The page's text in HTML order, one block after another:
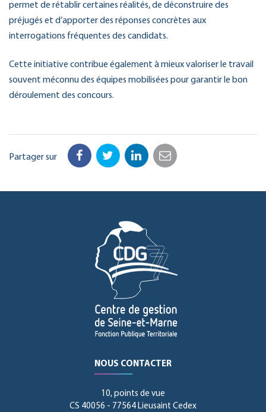
permet de rétablir certaines réalités, de déconstruire des
préjugés et d’apporter des réponses concrètes aux
interrogations fréquentes des candidats.
Cette initiative contribue également à mieux valoriser le travail
souvent méconnu des équipes mobilisées pour garantir le bon
déroulement des concours.
Partager sur Facebook
TwitterLinkedIn
Email
NOUS CONTACTER
10, points de vue
CS 40056 - 77564 Lieusaint Cedex